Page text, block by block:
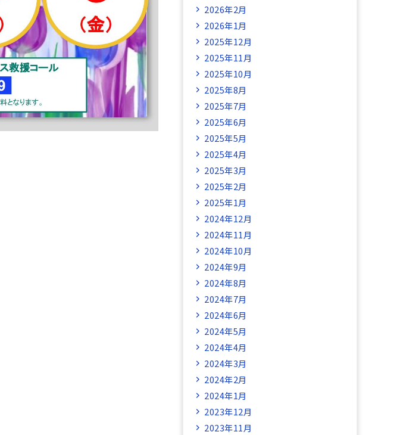
2026年2月
2026年1月
2025年12月
2025年11月
2025年10月
2025年8月
2025年7月
2025年6月
2025年5月
2025年4月
2025年3月
2025年2月
2025年1月
2024年12月
2024年11月
2024年10月
2024年9月
2024年8月
2024年7月
2024年6月
2024年5月
2024年4月
2024年3月
2024年2月
2024年1月
2023年12月
2023年11月